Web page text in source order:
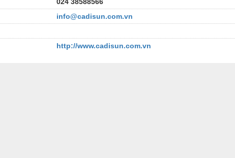
024 38588566
info@cadisun.com.vn
http://www.cadisun.com.vn